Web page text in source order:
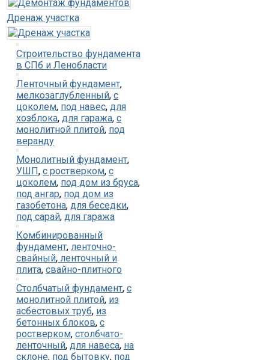
Дренаж участка
Строительство фундамента
в СПб и Ленобласти
Ленточный фундамент,
мелкозаглубленный, с
цоколем, под навес, для
хозблока, для гаража, с
монолитной плитой, под
веранду
Монолитный фундамент,
УШП, с ростверком, с
цоколем, под дом из бруса,
под ангар, под дом из
газобетона, для беседки,
под сарай, для гаража
Комбинированный
фундамент, ленточно-
свайный, ленточный и
плита, свайно-плитного
Столбчатый фундамент, с
монолитной плитой, из
асбестовых труб, из
бетонных блоков, с
ростверком, столбчато-
ленточный, для навеса, на
склоне, под бытовку, под